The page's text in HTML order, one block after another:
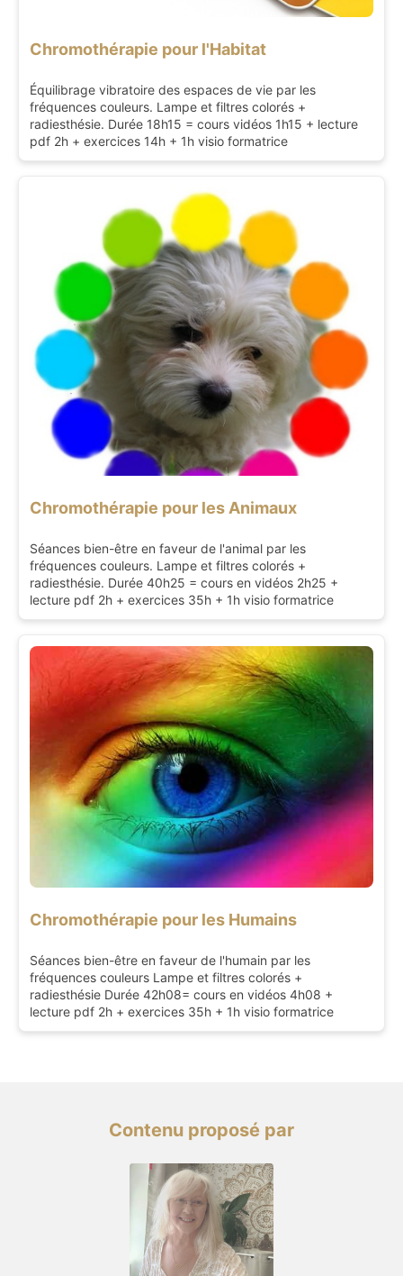
Chromothérapie pour l'Habitat
Équilibrage vibratoire des espaces de vie par les
fréquences couleurs. Lampe et filtres colorés +
radiesthésie. Durée 18h15 = cours vidéos 1h15 + lecture
pdf 2h + exercices 14h + 1h visio formatrice
Chromothérapie pour les Animaux
Séances bien-être en faveur de l'animal par les
fréquences couleurs. Lampe et filtres colorés +
radiesthésie. Durée 40h25 = cours en vidéos 2h25 +
lecture pdf 2h + exercices 35h + 1h visio formatrice
Chromothérapie pour les Humains
Séances bien-être en faveur de l'humain par les
fréquences couleurs Lampe et filtres colorés +
radiesthésie Durée 42h08= cours en vidéos 4h08 +
lecture pdf 2h + exercices 35h + 1h visio formatrice
Contenu proposé par